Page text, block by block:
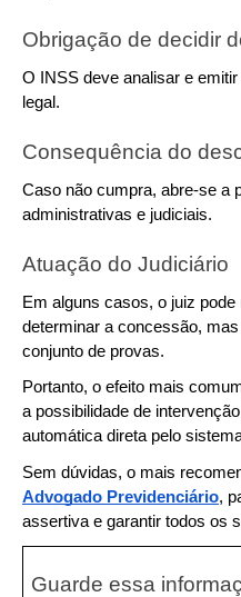
Obrigação de decidir
O INSS deve analisar e
legal.
Consequência do
Caso não cumpra, abre-se a
administrativas e judiciais.
Atuação do Judiciário
Em alguns casos, o juiz
determinar a concessão,
conjunto de provas.
Portanto, o efeito mais
a possibilidade de
automática direta pelo
Advogado Previdenciário,
assertiva e garantir todos os
Guarde essa